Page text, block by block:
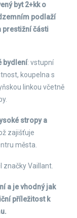
byt 2+kk o
podlaží
prestižní části
bydlení: vstupní
koupelna s
linkou včetně
stropy a
zajišťuje
města.
Vaillant.
a je vhodný jak
příležitost k